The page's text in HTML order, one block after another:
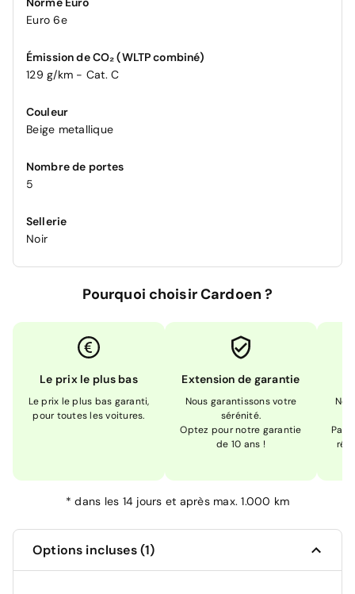
Euro 6e
Émission de CO₂ (WLTP combiné)
129 g/km - Cat. C
Couleur
Beige metallique
Nombre de portes
5
Sellerie
Noir
Pourquoi choisir Cardoen ?
Le prix le plus bas
Le prix le plus bas garanti,
pour toutes les voitures.
Extension de garantie
Nous garantissons votre
sérénité.
Optez pour notre garantie
de 10 ans !
Pas
*dans les 14 jours et après max. 1.000 km
Options incluses (1)